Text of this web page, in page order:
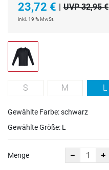
23,72 € | UVP 32,95 €
inkl. 19 % MwSt.
S M L
Gewählte Farbe: schwarz
Gewählte Größe: L
Menge